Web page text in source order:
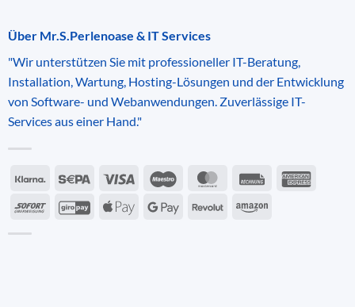
Über Mr.S.Perlenoase & IT Services
"Wir unterstützen Sie mit professioneller IT-Beratung,
Installation, Wartung, Hosting-Lösungen und der Entwicklung
von Software- und Webanwendungen. Zuverlässige IT-
Services aus einer Hand."